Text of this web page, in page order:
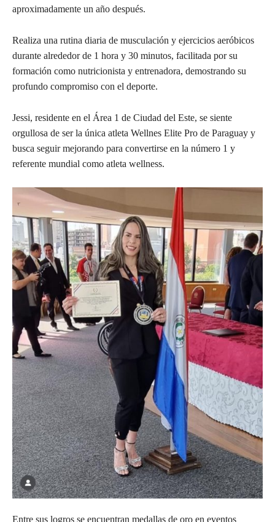
aproximadamente un año después.
Realiza una rutina diaria de musculación y ejercicios aeróbicos
durante alrededor de 1 hora y 30 minutos, facilitada por su
formación como nutricionista y entrenadora, demostrando su
profundo compromiso con el deporte.
Jessi, residente en el Área 1 de Ciudad del Este, se siente
orgullosa de ser la única atleta Wellnes Elite Pro de Paraguay y
busca seguir mejorando para convertirse en la número 1 y
referente mundial como atleta wellness.
Entre sus logros se encuentran medallas de oro en eventos